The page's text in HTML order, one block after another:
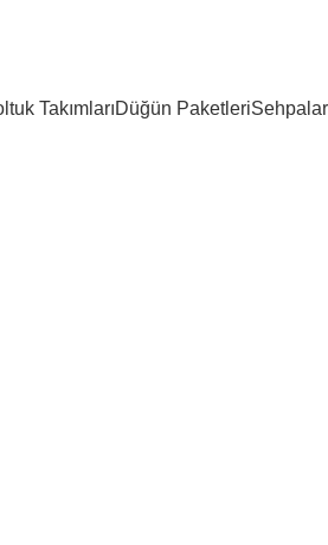
TakımlarıDüğün PaketleriSehpalar